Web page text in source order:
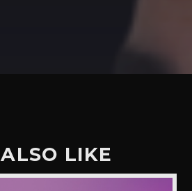
LIKE